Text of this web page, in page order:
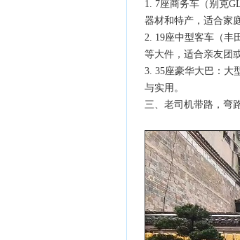
1. 7座商务车（别克
器材和特产，适合家
2. 19座中型客车（丰
等大件，适合亲友团
3. 35座豪华大巴：大
与实用。
三、老司机带路，弯